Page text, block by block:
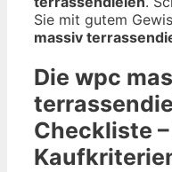
Sie mit gutem
massiv
Die wpc
Checkliste